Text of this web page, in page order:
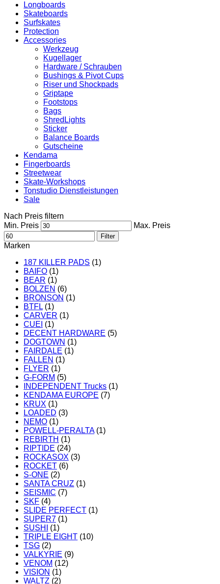
Longboards
Skateboards
Surfskates
Protection
Accessories
Werkzeug
Kugellager
Hardware / Schrauben
Bushings & Pivot Cups
Riser und Shockpads
Griptape
Footstops
Bags
ShredLights
Sticker
Balance Boards
Gutscheine
Kendama
Fingerboards
Streetwear
Skate-Workshops
Tonstudio Dienstleistungen
Sale
Nach Preis filtern
Min. Preis
Max. Preis
Filter
Marken
187 KILLER PADS (1)
BAIFO (1)
BEAR (1)
BOLZEN (6)
BRONSON (1)
BTFL (1)
CARVER (1)
CUEI (1)
DECENT HARDWARE (5)
DOGTOWN (1)
FAIRDALE (1)
FALLEN (1)
FLYER (1)
G-FORM (5)
INDEPENDENT Trucks (1)
KENDAMA EUROPE (7)
KRUX (1)
LOADED (3)
NEMO (1)
POWELL-PERALTA (1)
REBIRTH (1)
RIPTIDE (24)
ROCKASOX (3)
ROCKET (6)
S-ONE (2)
SANTA CRUZ (1)
SEISMIC (7)
SKF (4)
SLIDE PERFECT (1)
SUPER7 (1)
SUSHI
(1)
TRIPLE EIGHT (10)
TSG (2)
VALKYRIE (9)
VENOM (12)
VISION (1)
WALTZ (2)